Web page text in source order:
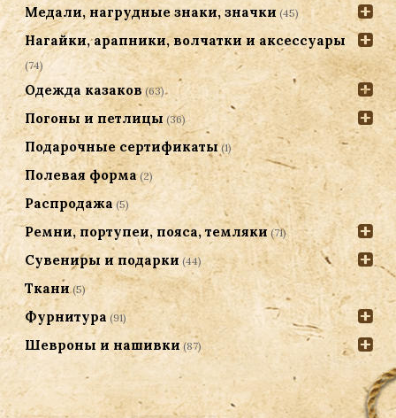
Медали, нагрудные знаки, значки (45)
Нагайки, арапники, волчатки и аксессуары
(74)
Одежда казаков (63)
Погоны и петлицы (36)
Подарочные сертификаты (1)
Полевая форма (2)
Распродажа (5)
Ремни, портупеи, пояса, темляки (71)
Сувениры и подарки (44)
Ткани (5)
Фурнитура (91)
Шевроны и нашивки (87)